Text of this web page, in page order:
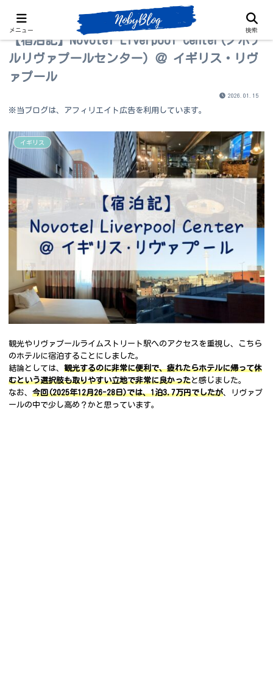
【宿泊記】Novotel Liverpool Center(ノボテ
ルリヴァプールセンター) ＠ イギリス・リヴ
ァプール
2026.01.15
※当ブログは、アフィリエイト広告を利用しています。
イギリス
観光やリヴァプールライムストリート駅へのアクセスを重視し、こちら
のホテルに宿泊することにしました。
結論としては、 観光するのに非常に便利で、疲れたらホテルに帰って休
むという選択肢も取りやすい立地で非常に良かったと感じました。
なお、 今回(2025年12月26-28日)では、1泊3.7万円でしたが、リヴァプ
ールの中で少し高め？かと思っています。
メニュー 検索